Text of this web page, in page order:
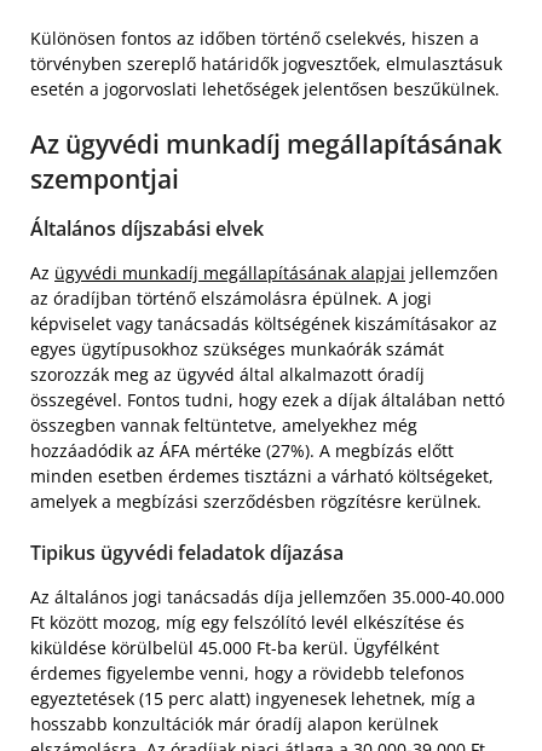
Különösen fontos az időben történő cselekvés, hiszen a
törvényben szereplő határidők jogvesztőek, elmulasztásuk
esetén a jogorvoslati lehetőségek jelentősen beszűkülnek.
Az ügyvédi munkadíj megállapításának
szempontjai
Általános díjszabási elvek
Az ügyvédi munkadíj megállapításának alapjai jellemzően
az óradíjban történő elszámolásra épülnek. A jogi
képviselet vagy tanácsadás költségének kiszámításakor az
egyes ügytípusokhoz szükséges munkaórák számát
szorozzák meg az ügyvéd által alkalmazott óradíj
összegével. Fontos tudni, hogy ezek a díjak általában nettó
összegben vannak feltüntetve, amelyekhez még
hozzáadódik az ÁFA mértéke (27%). A megbízás előtt
minden esetben érdemes tisztázni a várható költségeket,
amelyek a megbízási szerződésben rögzítésre kerülnek.
Tipikus ügyvédi feladatok díjazása
Az általános jogi tanácsadás díja jellemzően 35.000-40.000
Ft között mozog, míg egy felszólító levél elkészítése és
kiküldése körülbelül 45.000 Ft-ba kerül. Ügyfélként
érdemes figyelembe venni, hogy a rövidebb telefonos
egyeztetések (15 perc alatt) ingyenesek lehetnek, míg a
hosszabb konzultációk már óradíj alapon kerülnek